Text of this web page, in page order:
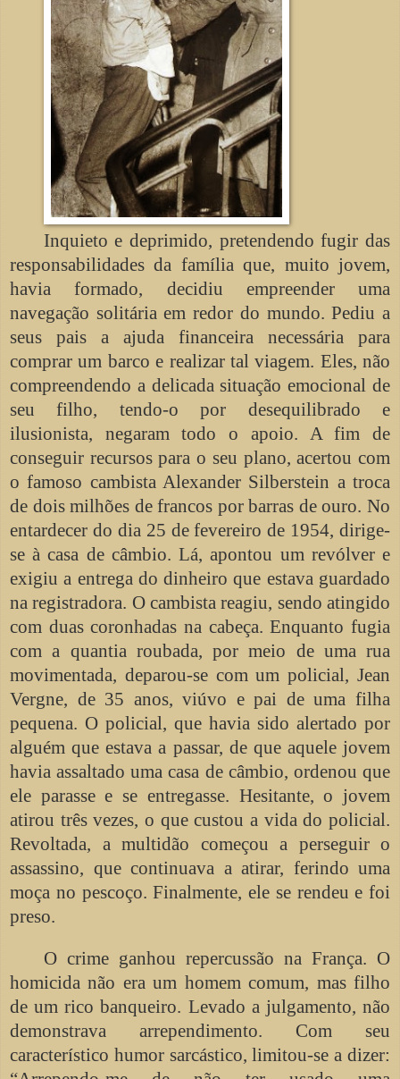
Inquieto e deprimido, pretendendo fugir das
responsabilidades da família que, muito jovem,
havia formado, decidiu empreender uma
navegação solitária em redor do mundo. Pediu a
seus pais a ajuda financeira necessária para
comprar um barco e realizar tal viagem. Eles, não
compreendendo a delicada situação emocional de
seu filho, tendo-o por desequilibrado e
ilusionista, negaram todo o apoio. A fim de
conseguir recursos para o seu plano, acertou com
o famoso cambista Alexander Silberstein a troca
de dois milhões de francos por barras de ouro. No
entardecer do dia 25 de fevereiro de 1954, dirige-
se à casa de câmbio. Lá, apontou um revólver e
exigiu a entrega do dinheiro que estava guardado
na registradora. O cambista reagiu, sendo atingido
com duas coronhadas na cabeça. Enquanto fugia
com a quantia roubada, por meio de uma rua
movimentada, deparou-se com um policial, Jean
Vergne, de 35 anos, viúvo e pai de uma filha
pequena. O policial, que havia sido alertado por
alguém que estava a passar, de que aquele jovem
havia assaltado uma casa de câmbio, ordenou que
ele parasse e se entregasse. Hesitante, o jovem
atirou três vezes, o que custou a vida do policial.
Revoltada, a multidão começou a perseguir o
assassino, que continuava a atirar, ferindo uma
moça no pescoço. Finalmente, ele se rendeu e foi
preso.
O crime ganhou repercussão na França. O
homicida não era um homem comum, mas filho
de um rico banqueiro. Levado a julgamento, não
demonstrava arrependimento. Com seu
característico humor sarcástico, limitou-se a dizer: